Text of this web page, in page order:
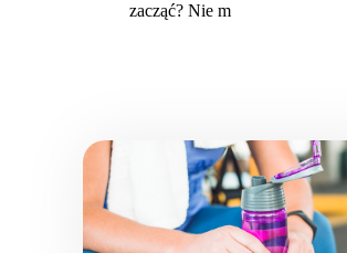
zacząć? Nie m